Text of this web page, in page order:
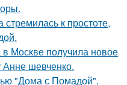
к простоте,
Москве получила новое
Анне шевченко.
"Дома с Помадой",